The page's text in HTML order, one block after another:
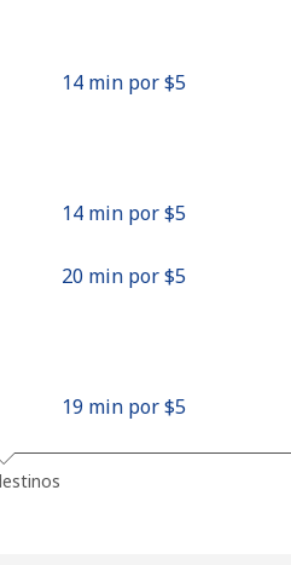
14 min por ⁦$5⁩
14 min por ⁦$5⁩
20 min por ⁦$5⁩
19 min por ⁦$5⁩